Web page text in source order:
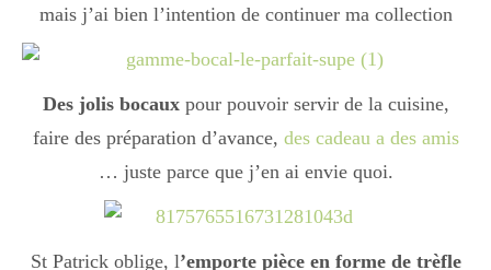
cupcake
apéro
mais j’ai bien l’intention de continuer ma collection
Des jolis bocauxpour pouvoir servir de la cuisine,
faire des préparation d’avance, des cadeau a des amis
… juste parce que j’en ai envie quoi.
St Patrick oblige, l’emporte pièce en forme de trèfle